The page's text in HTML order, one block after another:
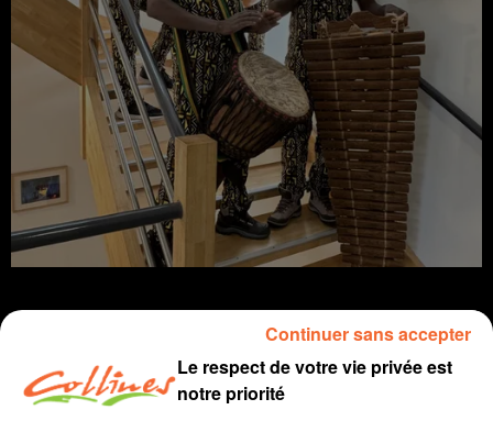
Infos
Le respect de votre vie privée est
notre priorité
Continuer sans accepter